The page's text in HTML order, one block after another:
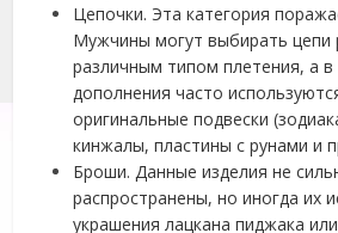
Цепочки. Эта категория
Мужчины могут выбирать цепи
различным типом плетения, а в
дополнения часто
оригинальные подвески
кинжалы, пластины с рунами и
Броши. Данные изделия не
распространены, но иногда их
украшения лацкана пиджака или